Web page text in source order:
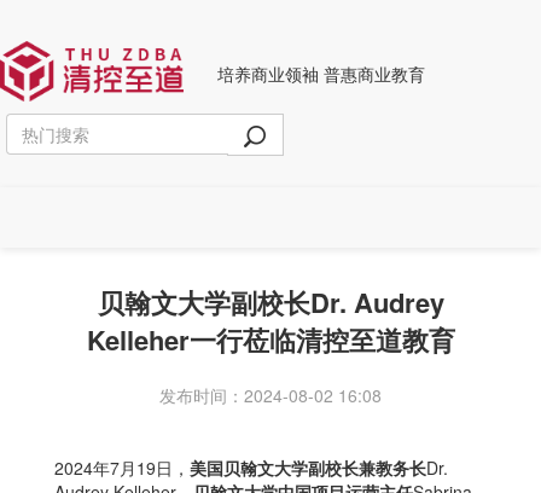
培养商业领袖 普惠商业教育
贝翰文大学副校长Dr. Audrey
Kelleher一行莅临清控至道教育
发布时间：2024-08-02 16:08
2024年7月19日， 美国贝翰文大学副校长兼教务长Dr.